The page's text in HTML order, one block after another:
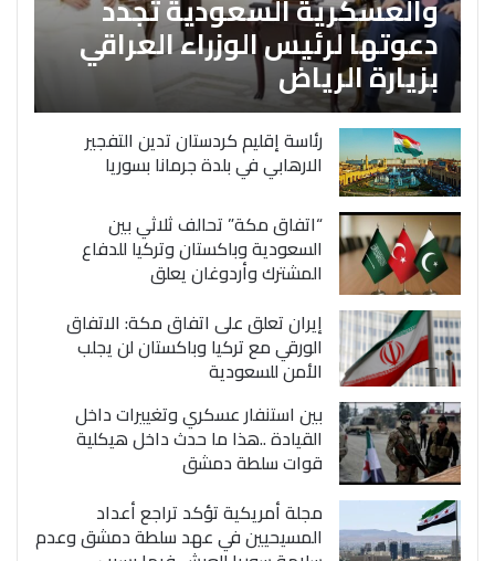
دعوتها لرئيس الوزراء العراقي
بزيارة الرياض
رئاسة إقليم كردستان تدين التفجير
الارهابي في بلدة جرمانا بسوريا
“اتفاق مكة” تحالف ثلاثي بين
السعودية وباكستان وتركيا للدفاع
المشترك وأردوغان يعلق
إيران تعلق على اتفاق مكة: الاتفاق
الورقي مع تركيا وباكستان لن يجلب
الأمن للسعودية
بين استنفار عسكري وتغييرات داخل
القيادة ..هذا ما حدث داخل هيكلية
قوات سلطة دمشق
مجلة أمريكية تؤكد تراجع أعداد
المسيحيين في عهد سلطة دمشق وعدم